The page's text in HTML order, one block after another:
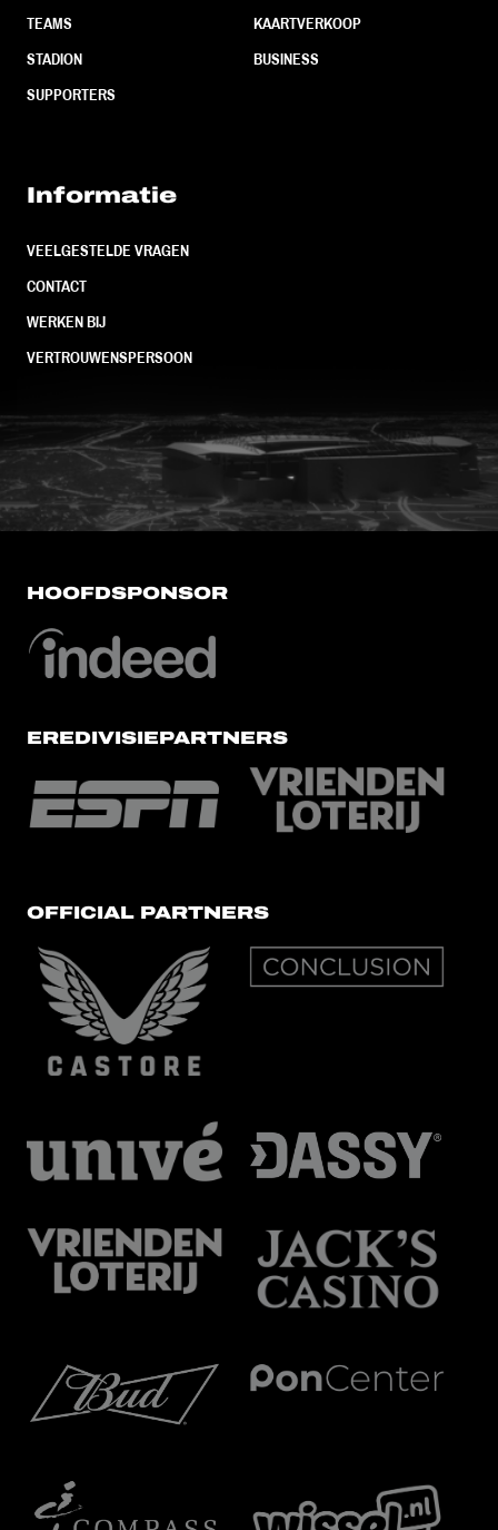
TEAMS
STADION
SUPPORTERS
KAARTVERKOOP
BUSINESS
Informatie
VEELGESTELDE VRAGEN
CONTACT
WERKEN BIJ
VERTROUWENSPERSOON
FC Utrecht<br>vanuit<br>het
HOOFDSPONSOR
EREDIVISIEPARTNERS
OFFICIAL PARTNERS